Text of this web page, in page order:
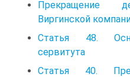
Прекращение
Виргинской
Статья 48.
сервитута
Статья 40.